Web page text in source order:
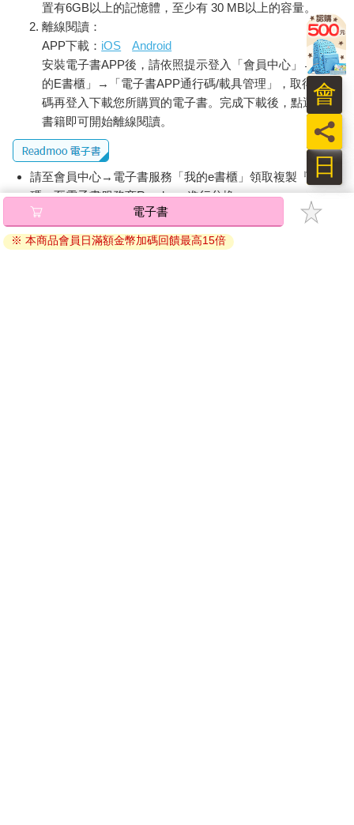
置有6GB以上的記憶體，至少有 30 MB以上的容量。
離線閱讀：
APP下載： iOS
Android
安裝電子書APP後，請依照提示登入「會員中心」→「我
的E書櫃」→「電子書APP通行碼/載具管理」，取得通行
碼再登入下載您所購買的電子書。完成下載後，點選任一
書籍即可開始離線閱讀。
請至會員中心→電子書服務「我的e書櫃」領取複製『兌換
碼』至電子書服務商Readmoo進行兌換。
退換貨須知：
因版權保護，您在金石堂所購買的電子書僅能以金石堂專屬
電子書
※ 本商品會員日滿額金幣加碼回饋最高15倍
日
員
會